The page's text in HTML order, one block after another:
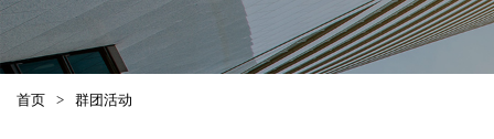
首页 > 群团活动